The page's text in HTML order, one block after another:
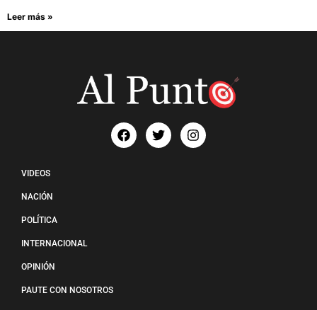
Leer más »
VIDEOS
NACIÓN
POLÍTICA
INTERNACIONAL
OPINIÓN
PAUTE CON NOSOTROS